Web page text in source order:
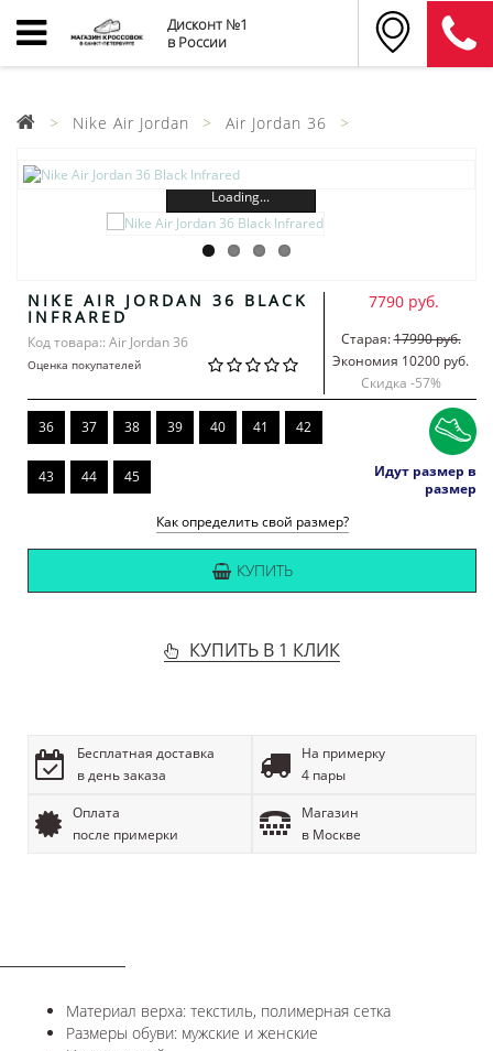
Дисконт №1
в России
Nike Air Jordan Air Jordan 36
Loading...
NIKE AIR JORDAN 36 BLACK
INFRARED
Код товара:: Air Jordan 36
Оценка покупателей
7790 руб.
Старая:17990 руб.
Экономия 10200 руб.
Скидка -57%
36 37 38 39 40 41 42
43 44 45
Идут размер в
размер
Как определить свой размер?
КУПИТЬ
КУПИТЬ В 1 КЛИК
Бесплатная доставка
в день заказа
На примерку
4 пары
Оплата
после примерки
Магазин
в Москве
Материал верха: текстиль, полимерная сетка
Размеры обуви: мужские и женские